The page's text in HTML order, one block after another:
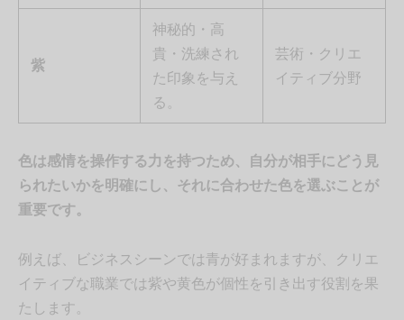
紫
神秘的・高
貴・洗練され
た印象を与え
る。
芸術・クリエ
イティブ分野
色は感情を操作する力を持つため、自分が相手にどう見
られたいかを明確にし、それに合わせた色を選ぶことが
重要です。
例えば、ビジネスシーンでは青が好まれますが、クリエ
イティブな職業では紫や黄色が個性を引き出す役割を果
たします。